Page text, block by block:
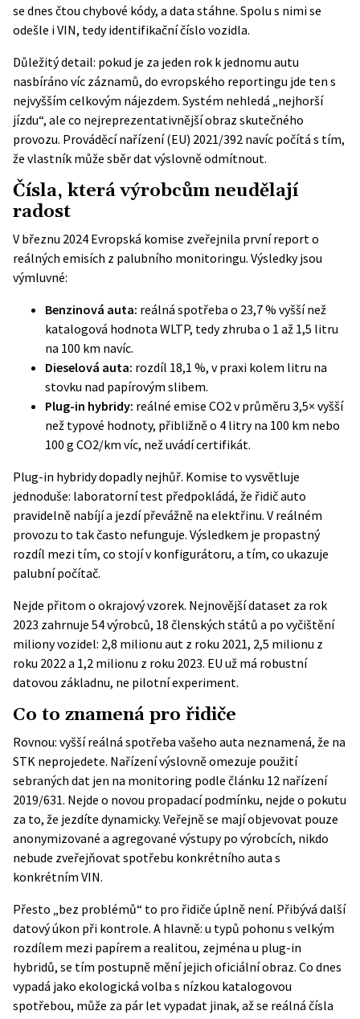
se dnes čtou chybové kódy, a data stáhne. Spolu s nimi se
odešle i VIN, tedy identifikační číslo vozidla.
Důležitý detail: pokud je za jeden rok k jednomu autu
nasbíráno víc záznamů, do evropského reportingu jde ten s
nejvyšším celkovým nájezdem. Systém nehledá „nejhorší
jízdu“, ale co nejreprezentativnější obraz skutečného
provozu. Prováděcí nařízení (EU) 2021/392 navíc počítá s tím,
že vlastník může sběr dat výslovně odmítnout.
Čísla, která výrobcům neudělají
radost
V březnu 2024 Evropská komise zveřejnila první report o
reálných emisích z palubního monitoringu. Výsledky jsou
výmluvné:
Benzinová auta: reálná spotřeba o 23,7 % vyšší než
katalogová hodnota WLTP, tedy zhruba o 1 až 1,5 litru
na 100 km navíc.
Dieselová auta: rozdíl 18,1 %, v praxi kolem litru na
stovku nad papírovým slibem.
Plug-in hybridy: reálné emise CO2 v průměru 3,5× vyšší
než typové hodnoty, přibližně o 4 litry na 100 km nebo
100 g CO2/km víc, než uvádí certifikát.
Plug-in hybridy dopadly nejhůř. Komise to vysvětluje
jednoduše: laboratorní test předpokládá, že řidič auto
pravidelně nabíjí a jezdí převážně na elektřinu. V reálném
provozu to tak často nefunguje. Výsledkem je propastný
rozdíl mezi tím, co stojí v konfigurátoru, a tím, co ukazuje
palubní počítač.
Nejde přitom o okrajový vzorek. Nejnovější dataset za rok
2023 zahrnuje 54 výrobců, 18 členských států a po vyčištění
miliony vozidel: 2,8 milionu aut z roku 2021, 2,5 milionu z
roku 2022 a 1,2 milionu z roku 2023. EU už má robustní
datovou základnu, ne pilotní experiment.
Co to znamená pro řidiče
Rovnou: vyšší reálná spotřeba vašeho auta neznamená, že na
STK neprojedete. Nařízení výslovně omezuje použití
sebraných dat jen na monitoring podle článku 12 nařízení
2019/631. Nejde o novou propadací podmínku, nejde o pokutu
za to, že jezdíte dynamicky. Veřejně se mají objevovat pouze
anonymizované a agregované výstupy po výrobcích, nikdo
nebude zveřejňovat spotřebu konkrétního auta s
konkrétním VIN.
Přesto „bez problémů“ to pro řidiče úplně není. Přibývá další
datový úkon při kontrole. A hlavně: u typů pohonu s velkým
rozdílem mezi papírem a realitou, zejména u plug-in
hybridů, se tím postupně mění jejich oficiální obraz. Co dnes
vypadá jako ekologická volba s nízkou katalogovou
spotřebou, může za pár let vypadat jinak, až se reálná čísla